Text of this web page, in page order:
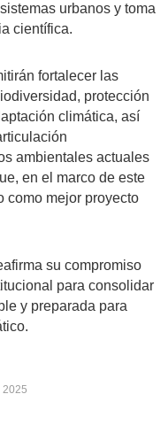
urbanos y toma
científica.
fortalecer las
protección
climática, así
ambientales actuales
en el marco de este
como mejor proyecto
su compromiso
para consolidar
y preparada para
2025